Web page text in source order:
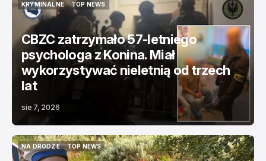
KRYMINALNE
KRYMINALNE
TOP NEWS
TOP NEWS
CBZC zatrzymało 57-letniego
psychologa z Konina. Miał
wykorzystywać nieletnią od trzech
lat
sie 7, 2026
NA DRODZE
NA DRODZE
TOP NEWS
TOP NEWS